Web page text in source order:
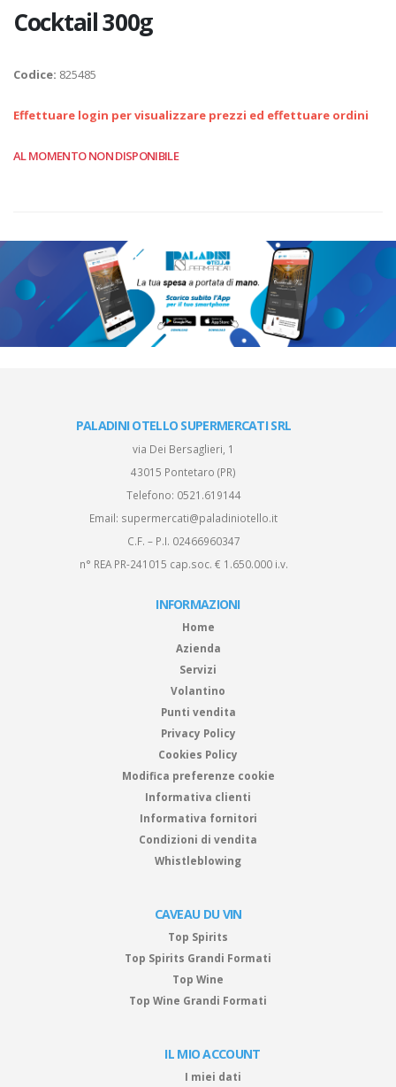
Cocktail 300g
Codice: 825485
Effettuare login per visualizzare prezzi ed effettuare ordini
AL MOMENTO NON DISPONIBILE
PALADINI OTELLO SUPERMERCATI SRL
via Dei Bersaglieri, 1
43015 Pontetaro (PR)
Telefono: 0521.619144
Email: supermercati@paladiniotello.it
C.F. – P.I. 02466960347
n° REA PR-241015 cap.soc. € 1.650.000 i.v.
INFORMAZIONI
Home
Azienda
Servizi
Volantino
Punti vendita
Privacy Policy
Cookies Policy
Modifica preferenze cookie
Informativa clienti
Informativa fornitori
Condizioni di vendita
Whistleblowing
CAVEAU DU VIN
Top Spirits
Top Spirits Grandi Formati
Top Wine
Top Wine Grandi Formati
IL MIO ACCOUNT
I miei dati